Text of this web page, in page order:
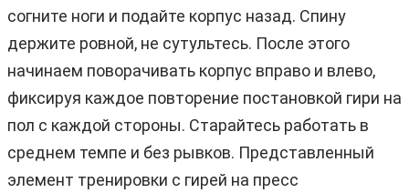
согните ноги и подайте корпус назад. Спину
держите ровной, не сутультесь. После этого
начинаем поворачивать корпус вправо и влево,
фиксируя каждое повторение постановкой гири на
пол с каждой стороны. Старайтесь работать в
среднем темпе и без рывков. Представленный
элемент тренировки с гирей на пресс